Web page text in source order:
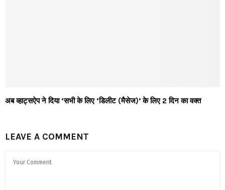
अब व्हाट्सऐप ने दिया ‘सभी के लिए ‘डिलीट (मैसेज)’ के लिए 2 दिन का वक्त
LEAVE A COMMENT